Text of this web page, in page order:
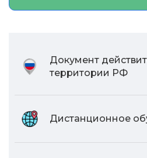
Документ
территории РФ
Дистанционное